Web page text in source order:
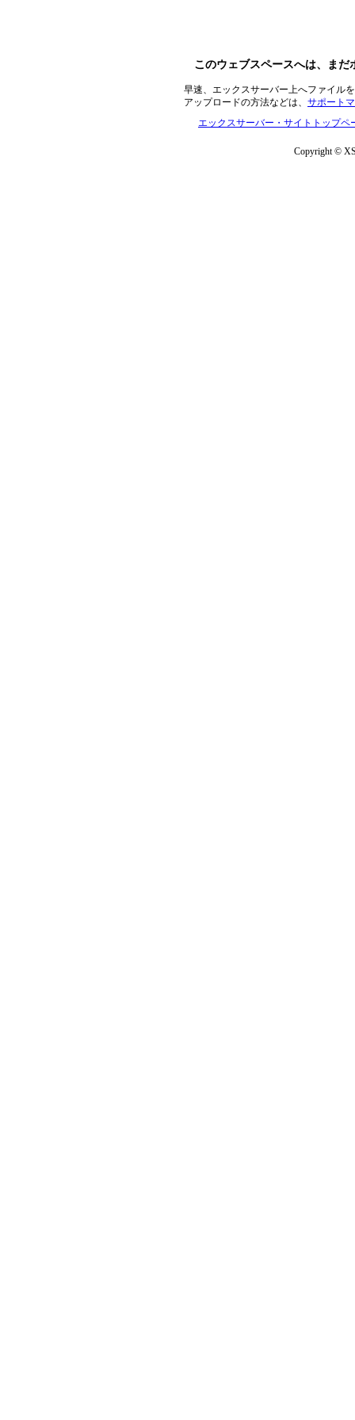
このウェブスペースへは、ま
早速、エックスサーバー上へファイル
アップロードの方法などは、 サポート
エックスサーバー・サイトトップペ
Copyright ©